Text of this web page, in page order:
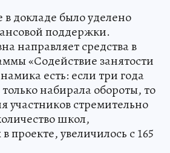
докладе было уделено
поддержки.
направляет средства в
«Содействие занятости
есть: если три года
набирала обороты, то
участников стремительно
школ,
проекте, увеличилось с 165